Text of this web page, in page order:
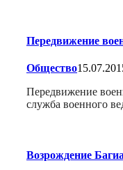
Передвижение
Общество
Передвижение
служба военного
Возрождение